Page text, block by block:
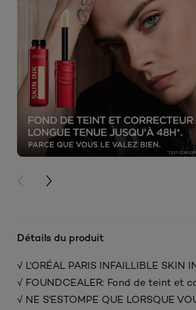
PREVIOUS CARD
NEXT CARD
Détails du produit
√ L'ORÉAL PARIS INFAILLIBLE SKIN
√ FOUNDCEALER: Fond de teint et
√ NE S'ESTOMPE QUE LORSQUE